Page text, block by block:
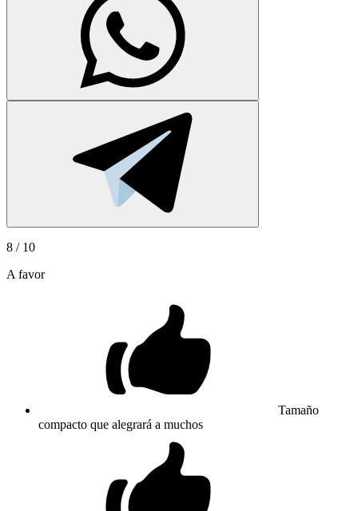
8 / 10
A favor
Tamaño
compacto que alegrará a muchos